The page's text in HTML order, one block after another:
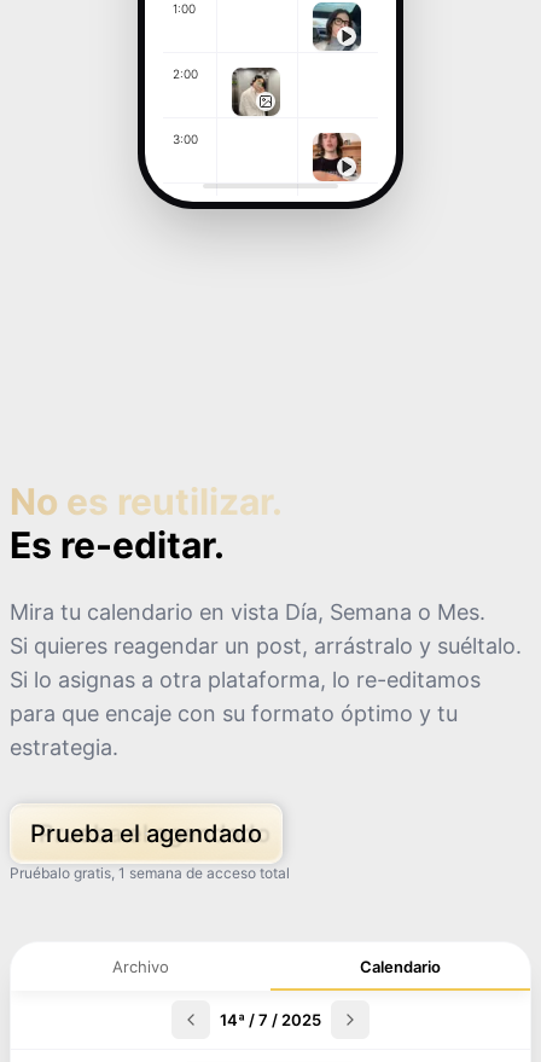
1:00
2:00
3:00
Archivo Calendario
14ª / 7 / 2025
No es reutilizar.
Es re-editar.
Mira tu calendario en vista Día, Semana o Mes.
Si quieres reagendar un post, arrástralo y suéltalo.
Si lo asignas a otra plataforma, lo re-editamos
para que encaje con su formato óptimo y tu
estrategia.
Prueba el agendado
Pruébalo gratis, 1 semana de acceso total